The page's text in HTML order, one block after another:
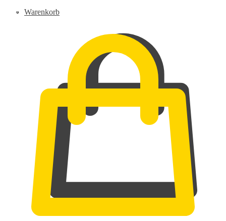
Warenkorb
0,00